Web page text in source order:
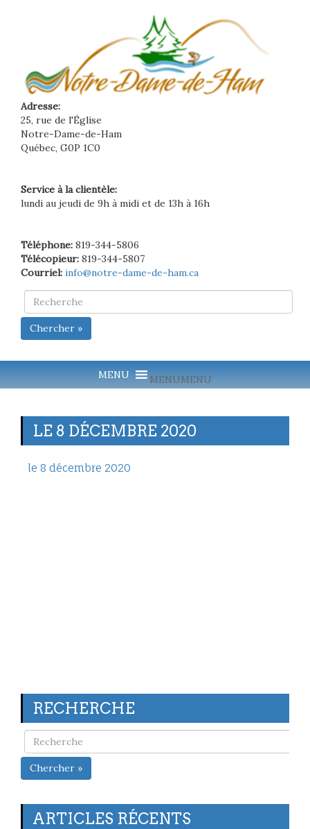
Adresse:
25, rue de l'Église
Notre-Dame-de-Ham
Québec, G0P 1C0
Service à la clientèle:
lundi au jeudi de 9h à midi et de 13h à 16h
Téléphone: 819-344-5806
Télécopieur: 819-344-5807
Courriel: info@notre-dame-de-ham.ca
Chercher »
MENUMENU
LE 8 DÉCEMBRE 2020
le 8 décembre 2020
RECHERCHE
Chercher »
ARTICLES RÉCENTS